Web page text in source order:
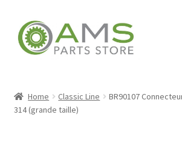
Skip
to
navigation
Skip
to
content
Home Classic Line
BR90107
314 (grande taille)